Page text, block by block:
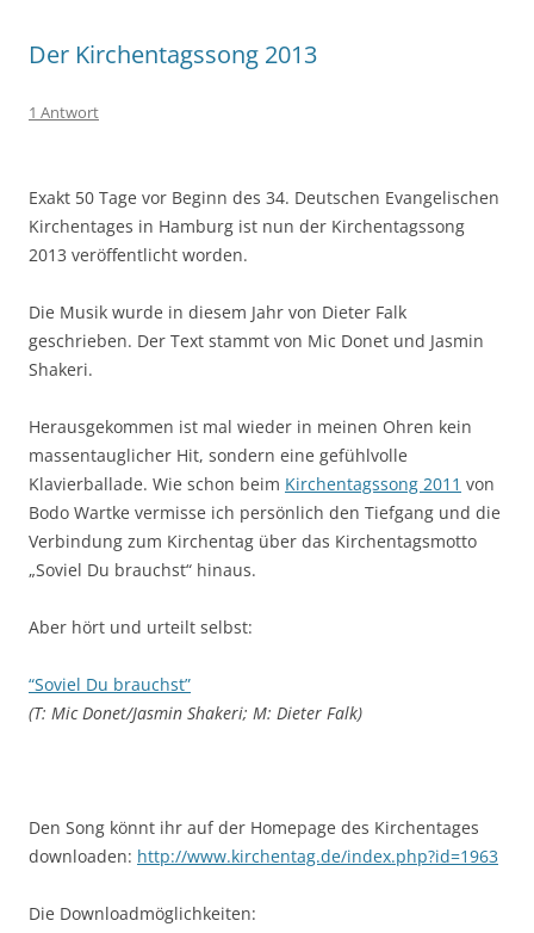
Der Kirchentagssong 2013
1 Antwort
Exakt 50 Tage vor Beginn des 34. Deutschen Evangelischen
Kirchentages in Hamburg ist nun der Kirchentagssong
2013 veröffentlicht worden.
Die Musik wurde in diesem Jahr von Dieter Falk
geschrieben. Der Text stammt von Mic Donet und Jasmin
Shakeri.
Herausgekommen ist mal wieder in meinen Ohren kein
massentauglicher Hit, sondern eine gefühlvolle
Klavierballade. Wie schon beim Kirchentagssong 2011 von
Bodo Wartke vermisse ich persönlich den Tiefgang und die
Verbindung zum Kirchentag über das Kirchentagsmotto
„Soviel Du brauchst“ hinaus.
Aber hört und urteilt selbst:
“Soviel Du brauchst”
(T: Mic Donet/Jasmin Shakeri; M: Dieter Falk)
Den Song könnt ihr auf der Homepage des Kirchentages
downloaden: http://www.kirchentag.de/index.php?id=1963
Die Downloadmöglichkeiten: